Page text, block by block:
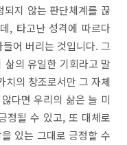
되지 않는 판단체계를 끊
, 타고난 성격에 따르다
어 버리는 것입니다. 그
삶의 유일한 기회라고 말
치의 창조로서만 그 자체
다면 우리의 삶은 늘 미
정될 수 있고, 또 대체로
있는 그대로 긍정할 수